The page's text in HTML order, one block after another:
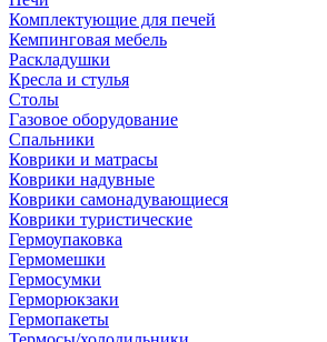
Комплектующие для печей
Кемпинговая мебель
Раскладушки
Кресла и стулья
Столы
Газовое оборудование
Спальники
Коврики и матрасы
Коврики надувные
Коврики самонадувающиеся
Коврики туристические
Гермоупаковка
Гермомешки
Гермосумки
Герморюкзаки
Гермопакеты